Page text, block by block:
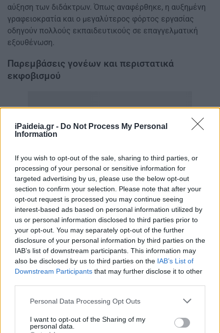
iPaideia.gr - Do Not Process My Personal
Information
If you wish to opt-out of the sale, sharing to third parties, or
processing of your personal or sensitive information for
targeted advertising by us, please use the below opt-out
section to confirm your selection. Please note that after your
opt-out request is processed you may continue seeing
interest-based ads based on personal information utilized by
us or personal information disclosed to third parties prior to
your opt-out. You may separately opt-out of the further
disclosure of your personal information by third parties on the
IAB’s list of downstream participants. This information may
also be disclosed by us to third parties on the IAB’s List of
Downstream Participants that may further disclose it to other
Please note that this website/app uses one or more Google
not limited to your visit or usage behaviour. You may click to
grant or deny consent to Google and its third-party tags to
Personal Data Processing Opt Outs
I want to opt-out of the Sharing of my
personal data.
αύξηση των διδάκτρων. Όπως αναφέρθηκε, η αυξημένη
γραφειοκρατία και ο μεγαλύτερος φόρτος εργασίας
οδηγούν πολλούς εκπαιδευτικούς σε επαγγελματική
εξουθένωση.
Παρεμβάσεις γονέων και περιστατικά
εκφοβισμού